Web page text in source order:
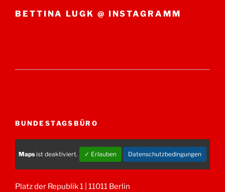
BETTINA LUGK @ INSTAGRAMM
BUNDESTAGSBÜRO
Maps ist deaktiviert. ✓ Erlauben Datenschutzbedingungen
Platz der Republik 1 | 11011 Berlin